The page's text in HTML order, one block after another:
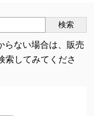
検索
らない場合は、販売
索してみてくださ